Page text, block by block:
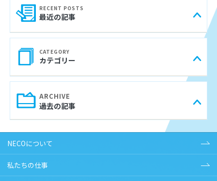
最近の記事
カテゴリー
過去の記事
NECOについて
私たちの仕事